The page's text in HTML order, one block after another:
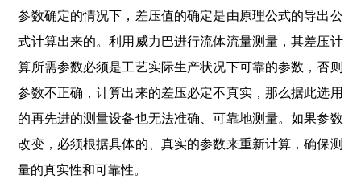
参数确定的情况下，差压值的确定是由原理公式的导出公
式计算出来的。利用威力巴进行流体流量测量，其差压计
算所需参数必须是工艺实际生产状况下可靠的参数，否则
参数不正确，计算出来的差压必定不真实，那么据此选用
的再先进的测量设备也无法准确、可靠地测量。如果参数
改变，必须根据具体的、真实的参数来重新计算，确保测
量的真实性和可靠性。